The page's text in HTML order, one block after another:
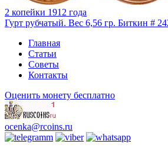
2 копейки 1912 года
Гурт рубчатый. Вес 6,56 гр. Биткин #
Главная
Статьи
Советы
Контакты
Оценить монету бесплатно
ocenka@rcoins.ru